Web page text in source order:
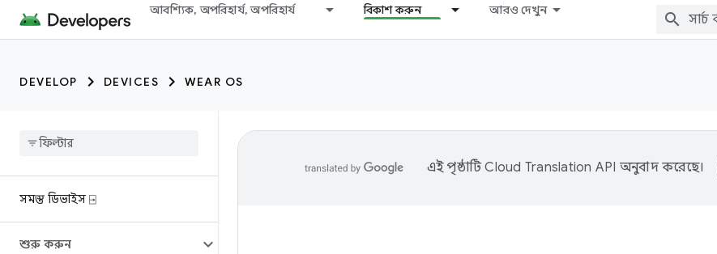
আবশ্যিক, অপরিহার্য, অপরিহার্য বিকাশ করুন আরও দেখুন
DEVELOP DEVICES WEAR OS
সমস্ত ডিভাইস ⍈
শুরু করুন
এই পৃষ্ঠাটিCloud Translation API অনুবাদ করেছে।